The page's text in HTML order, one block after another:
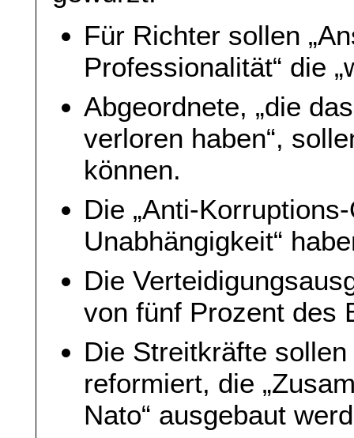
Für Richter sollen
Professionalität“ die
Abgeordnete, „die
verloren haben“,
können.
Die „Anti-
Unabhängigkeit“
Die
von fünf Prozent des
Die Streitkräfte sollen
reformiert, die
Nato“ ausgebaut